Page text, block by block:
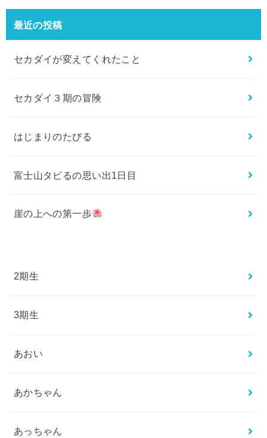
最近の投稿
セカダイが変えてくれたこと
セカダイ３期の冒険
はじまりのたびる
富士山タビるの思い出1日目
崖の上への第一歩
2期生
3期生
あおい
あかちゃん
あっちゃん